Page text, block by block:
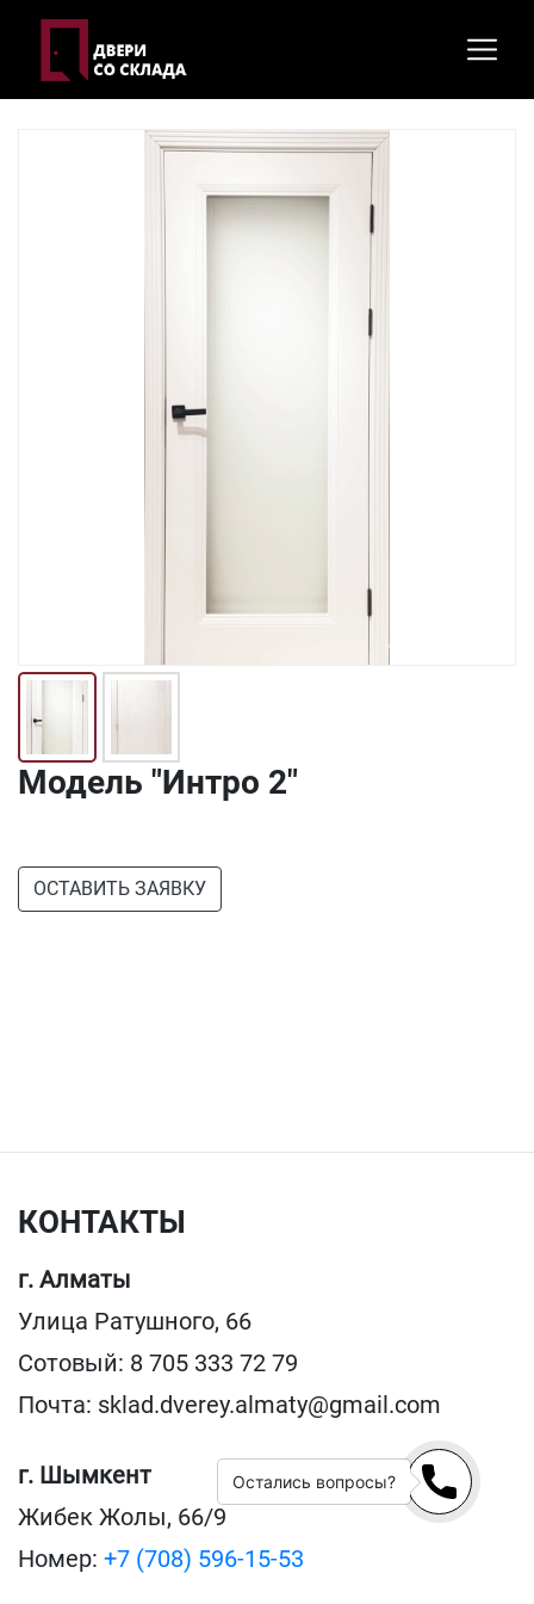
Модель "Интро 2"
ОСТАВИТЬ ЗАЯВКУ
КОНТАКТЫ
г. Алматы
Улица Ратушного, 66
Сотовый: 8 705 333 72 79
Почта: sklad.dverey.almaty@gmail.com
г. Шымкент
Жибек Жолы, 66/9
Номер: +7 (708) 596-15-53
Остались вопросы?